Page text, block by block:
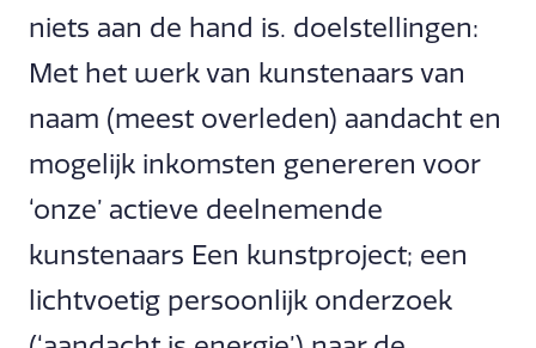
niets aan de hand is. doelstellingen:
Met het werk van kunstenaars van
naam (meest overleden) aandacht en
mogelijk inkomsten genereren voor
‘onze’ actieve deelnemende
kunstenaars Een kunstproject; een
lichtvoetig persoonlijk onderzoek